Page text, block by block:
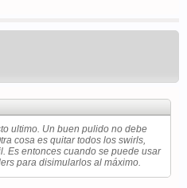
ultimo. Un buen pulido no debe
cosa es quitar todos los swirls,
Es entonces cuando se puede usar
para disimularlos al máximo.